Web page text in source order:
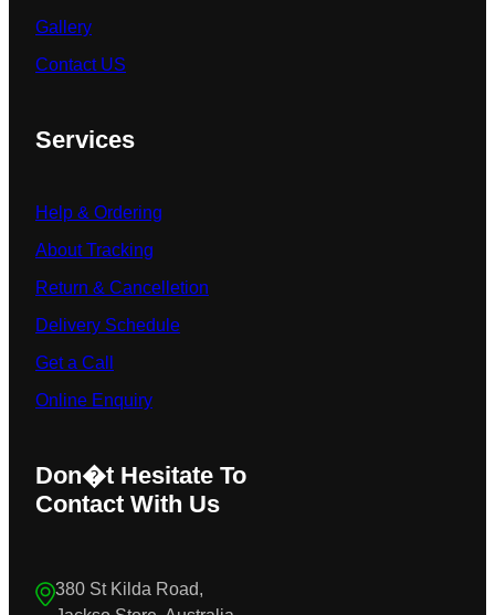
Gallery
Contact US
Services
Help & Ordering
About Tracking
Return & Cancelletion
Delivery Schedule
Get a Call
Online Enquiry
Don�t Hesitate To
Contact With Us
380 St Kilda Road,